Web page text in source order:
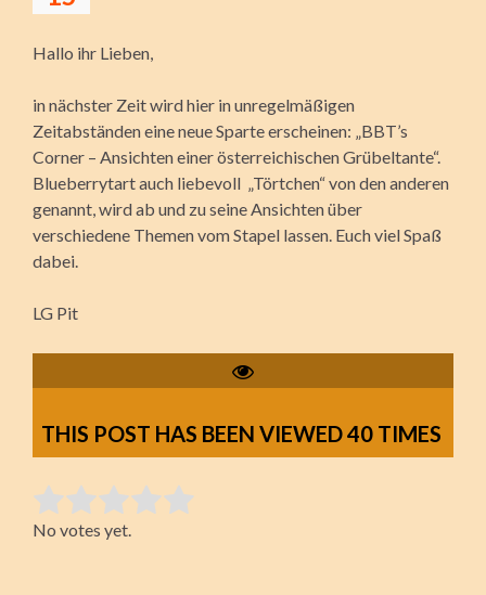
Hallo ihr Lieben,
in nächster Zeit wird hier in unregelmäßigen
Zeitabständen eine neue Sparte erscheinen: „BBT’s
Corner – Ansichten einer österreichischen Grübeltante“.
Blueberrytart auch liebevoll „Törtchen“ von den anderen
genannt, wird ab und zu seine Ansichten über
verschiedene Themen vom Stapel lassen. Euch viel Spaß
dabei.
LG Pit
THIS POST HAS BEEN VIEWED40 TIMES
Rate this item:
Submit Rating
No votes yet.